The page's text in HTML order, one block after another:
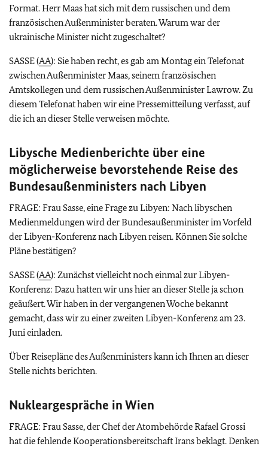
Format. Herr Maas hat sich mit dem russischen und dem
französischen Außenminister beraten. Warum war der
ukrainische Minister nicht zugeschaltet?
SASSE (AA): Sie haben recht, es gab am Montag ein Telefonat
zwischen Außenminister Maas, seinem französischen
Amtskollegen und dem russischen Außenminister Lawrow. Zu
diesem Telefonat haben wir eine Pressemitteilung verfasst, auf
die ich an dieser Stelle verweisen möchte.
Libysche Medienberichte über eine
möglicherweise bevorstehende Reise des
Bundesaußenministers nach Libyen
FRAGE: Frau Sasse, eine Frage zu Libyen: Nach libyschen
Medienmeldungen wird der Bundesaußenminister im Vorfeld
der Libyen-Konferenz nach Libyen reisen. Können Sie solche
Pläne bestätigen?
SASSE (AA): Zunächst vielleicht noch einmal zur Libyen-
Konferenz: Dazu hatten wir uns hier an dieser Stelle ja schon
geäußert. Wir haben in der vergangenen Woche bekannt
gemacht, dass wir zu einer zweiten Libyen-Konferenz am 23.
Juni einladen.
Über Reisepläne des Außenministers kann ich Ihnen an dieser
Stelle nichts berichten.
Nukleargespräche in Wien
FRAGE: Frau Sasse, der Chef der Atombehörde Rafael Grossi
hat die fehlende Kooperationsbereitschaft Irans beklagt. Denken